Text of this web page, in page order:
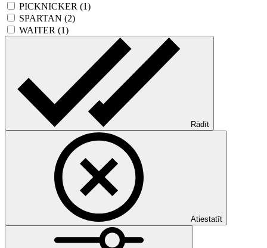
PICKNICKER (1)
SPARTAN (2)
WAITER (1)
Rādīt
Atiestatīt